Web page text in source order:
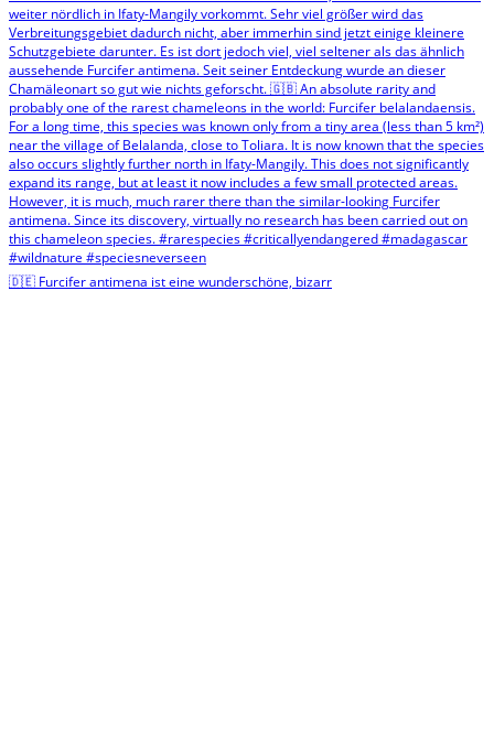
🇩🇪 Furcifer antimena ist eine wunderschöne, bizarr